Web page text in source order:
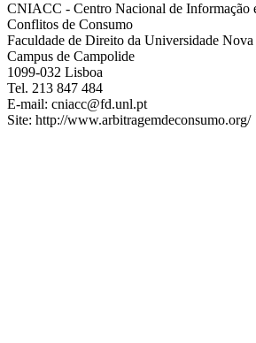
CNIACC - Centro Nacional de Informação
Conflitos de Consumo
Faculdade de Direito da Universidade Nova
Campus de Campolide
1099-032 Lisboa
Tel. 213 847 484
E-mail: cniacc@fd.unl.pt
Site: http://www.arbitragemdeconsumo.org/